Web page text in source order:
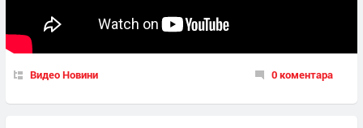
Видео Новини 0 коментара